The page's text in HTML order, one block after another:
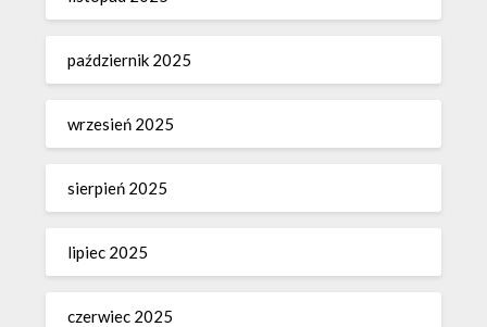
październik 2025
wrzesień 2025
sierpień 2025
lipiec 2025
czerwiec 2025